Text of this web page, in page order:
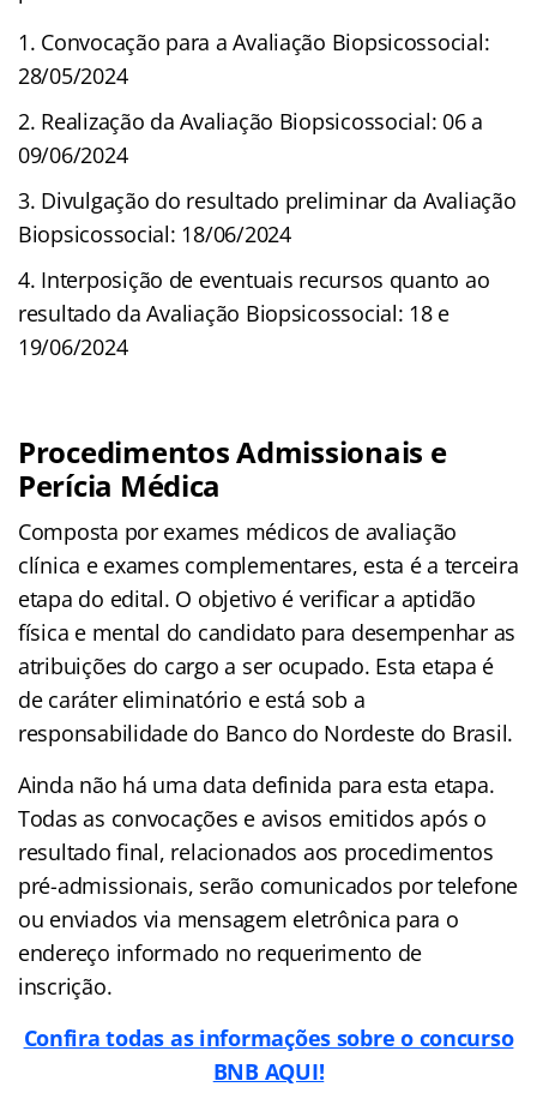
Convocação para a Avaliação Biopsicossocial:
28/05/2024
Realização da Avaliação Biopsicossocial: 06 a
09/06/2024
Divulgação do resultado preliminar da Avaliação
Biopsicossocial: 18/06/2024
Interposição de eventuais recursos quanto ao
resultado da Avaliação Biopsicossocial: 18 e
19/06/2024
Procedimentos Admissionais e
Perícia Médica
Composta por exames médicos de avaliação
clínica e exames complementares, esta é a terceira
etapa do edital. O objetivo é verificar a aptidão
física e mental do candidato para desempenhar as
atribuições do cargo a ser ocupado. Esta etapa é
de caráter eliminatório e está sob a
responsabilidade do Banco do Nordeste do Brasil.
Ainda não há uma data definida para esta etapa.
Todas as convocações e avisos emitidos após o
resultado final, relacionados aos procedimentos
pré-admissionais, serão comunicados por telefone
ou enviados via mensagem eletrônica para o
endereço informado no requerimento de
inscrição.
Confira todas as informações sobre o concurso
BNB AQUI!